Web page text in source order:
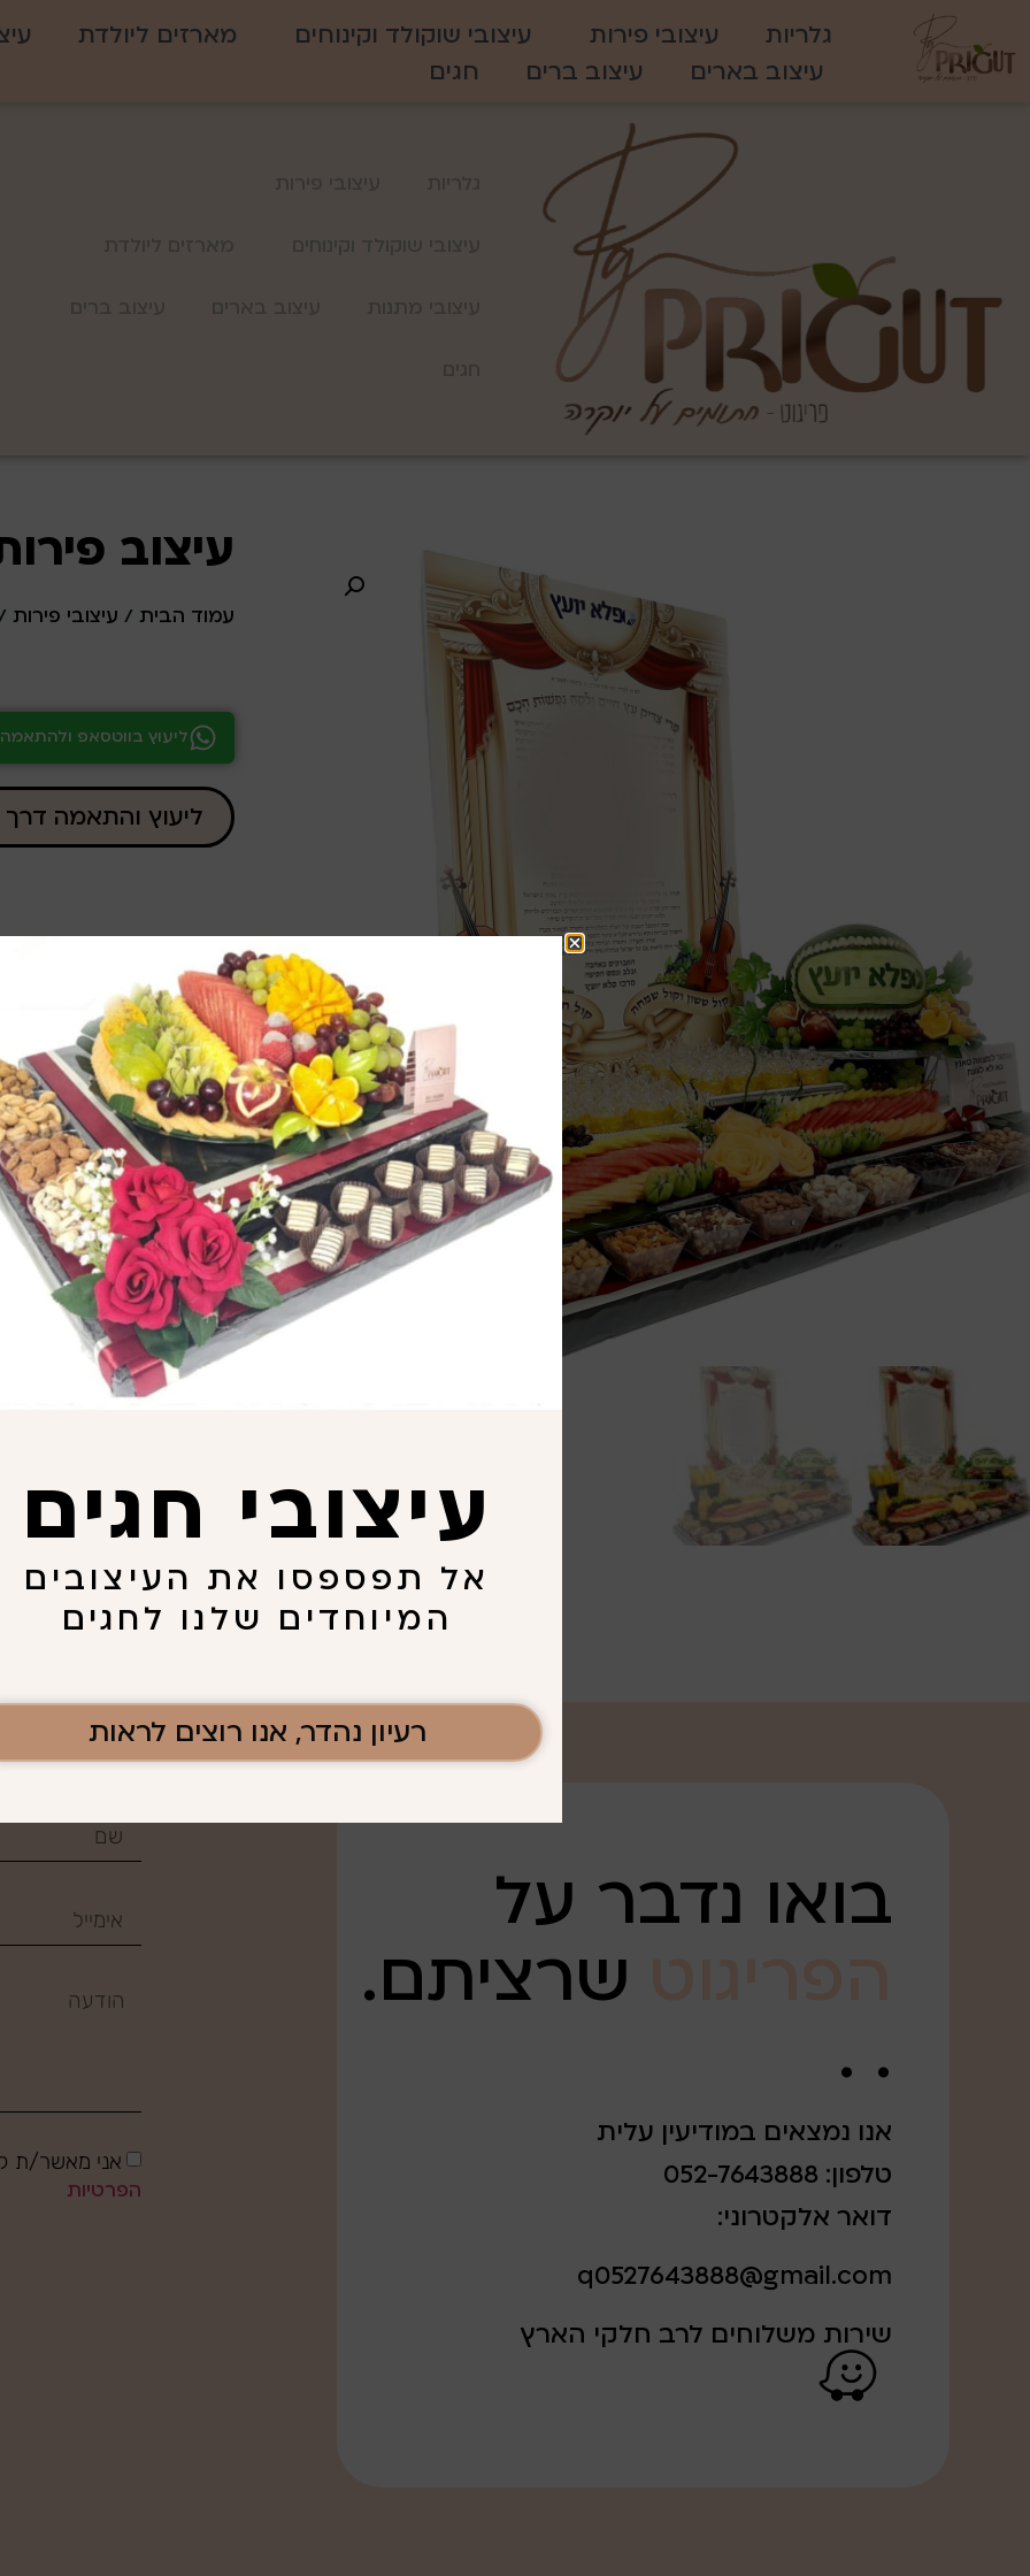
גלריות עיצובי פירות עיצובי שוקולד וקינוחים מארזים ליולדת
עיצוב בארים
עיצוב ברים חגים
עיצוב פירות
עמוד הבית / עיצובי פירות
ליעוץ בווטסאפ
ליעוץ והתאמה דרך
בואו נדבר על
שרציתם.
. .
אנו נמצאים במודיעין עלית
טלפון: 052-7643888
דואר אלקטרוני:
q0527643888@gmail.com
שירות משלוחים לרב חלקי הארץ
אני מאשר/ת
הפרטיות
עיצובי חגים
אל תפספסו את העיצובים
המיוחדים שלנו לחגים
רעיון נהדר, אנו רוצים לראות